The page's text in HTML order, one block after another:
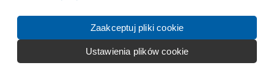
Zaakceptuj pliki cookie
Ustawienia plików cookie